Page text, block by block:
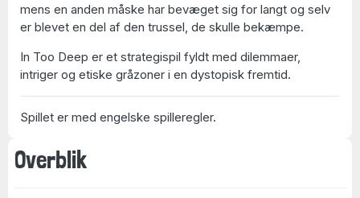
Overblik
mens en anden måske har bevæget sig for langt og selv
er blevet en del af den trussel, de skulle bekæmpe.
In Too Deep er et strategispil fyldt med dilemmaer,
intriger og etiske gråzoner i en dystopisk fremtid.
Spillet er med engelske spilleregler.